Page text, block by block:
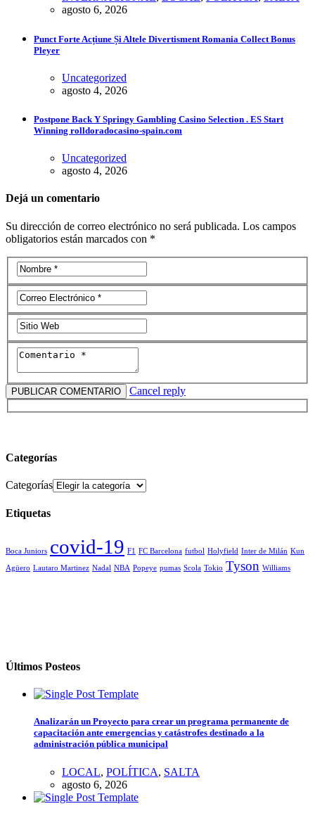
agosto 6, 2026
Punct Forte Acțiune Și Altele Divertisment Romania Collect Bonus
Pleyer
Uncategorized
agosto 4, 2026
Postpone Back Y Springy Gambling Casino Selection . ES Start
Winning rolldoradocasino-spain.com
Uncategorized
agosto 4, 2026
Dejá un comentario
Su dirección de correo electrónico no será publicada. Los campos
obligatorios están marcados con *
Cancel reply
Categorías
Categorías
Etiquetas
Boca Juniors covid-19 F1 FC Barcelona futbol Holyfield Inter de Milán Kun
Agüero Lautaro Martinez Nadal NBA Popeye pumas Scola Tokio Tyson Williams
Últimos Posteos
Analizarán un Proyecto para crear un programa permanente de
capacitación ante emergencias y catástrofes destinado a la
administración pública municipal
LOCAL, POLÍTICA, SALTA
agosto 6, 2026